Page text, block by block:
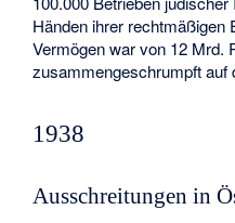
Händen ihrer rechtmäßigen
Vermögen war von 12 Mrd.
zusammengeschrumpft auf
1938
Ausschreitungen in